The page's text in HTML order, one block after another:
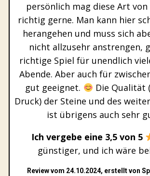
persönlich mag diese Art von
richtig gerne. Man kann hier
herangehen und muss sich
nicht allzusehr anstrengen,
richtige Spiel für unendlich
Abende. Aber auch für
gut geeignet.
Die Qualität
Druck) der Steine und des
ist übrigens auch sehr
Ich vergebe eine 3,5 von 5
günstiger, und ich wäre
Review vom 24.10.2024, erstellt von